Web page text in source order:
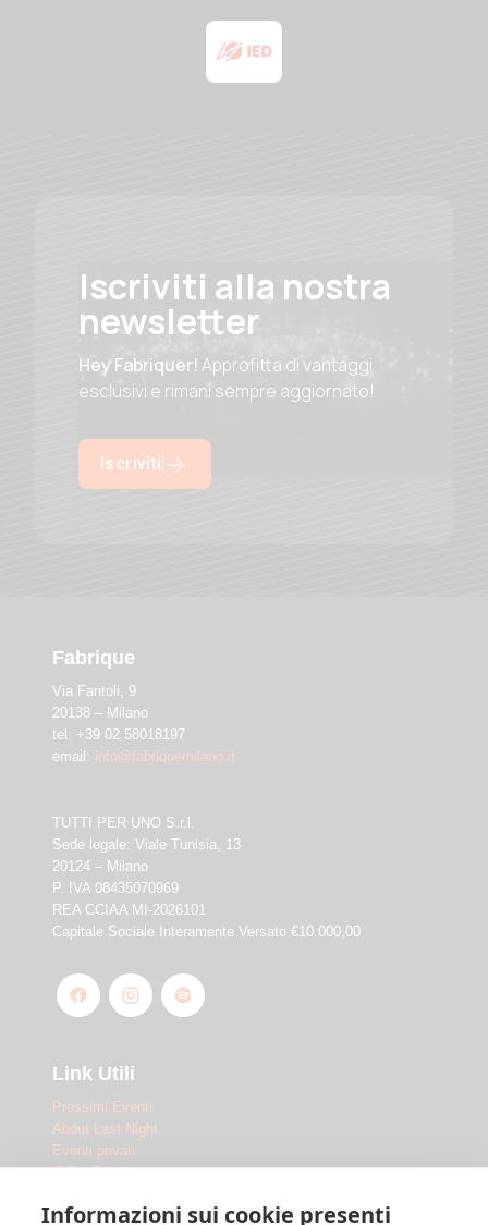
Informazioni sui cookie presenti
Iscriviti alla nostra
newsletter
Hey Fabriquer!Approfitta di vantaggi
esclusivi e rimani sempre aggiornato!
Iscriviti
Fabrique
Via Fantoli, 9
20138 – Milano
tel: +39 02 58018197
email: info@fabriquemilano.it
TUTTI PER UNO S.r.l.
Sede legale: Viale Tunisia, 13
20124 – Milano
P. IVA 08435070969
REA CCIAA MI-2026101
Capitale Sociale Interamente Versato €10.000,00
Link Utili
Prossimi Eventi
About Last Night
Eventi privati
IED x Fabrique